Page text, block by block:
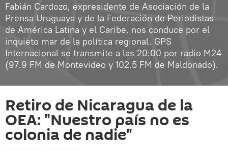
Fabián Cardozo, expresidente de Asociación de la
Prensa Uruguaya y de la Federación de Periodistas
de América Latina y el Caribe, nos conduce por el
inquieto mar de la política regional. GPS
Internacional se transmite a las 20:00 por radio M24
(97.9 FM de Montevideo y 102.5 FM de Maldonado).
Retiro de Nicaragua de la
OEA: "Nuestro país no es
colonia de nadie"